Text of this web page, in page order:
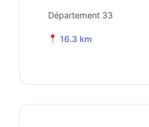
Département 33
16.3 km